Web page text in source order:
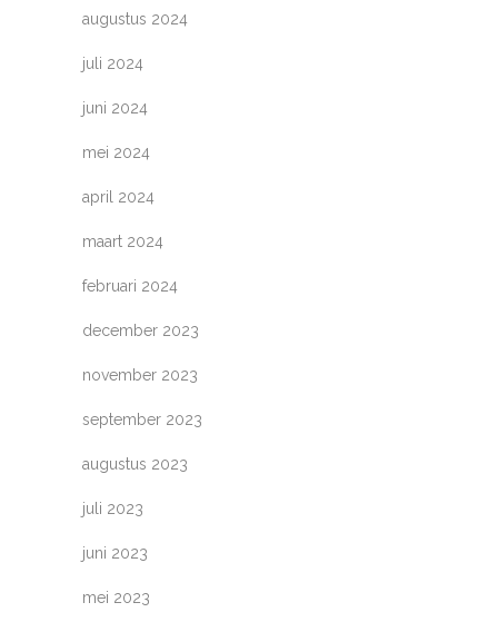
augustus 2024
juli 2024
juni 2024
mei 2024
april 2024
maart 2024
februari 2024
december 2023
november 2023
september 2023
augustus 2023
juli 2023
juni 2023
mei 2023